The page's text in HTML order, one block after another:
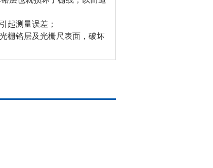
起测量误差；
栅铬层及光栅尺表面，破坏